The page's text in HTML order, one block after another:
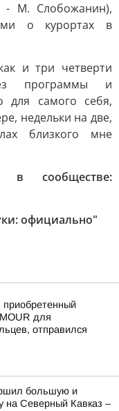
- М. Слобожанин),
о курортах в
и три четверти
программы и
для самого себя,
недельки на две,
близкого мне
в сообществе:
официально"
приобретенный
для
отправился
большую и
на Северный Кавказ –